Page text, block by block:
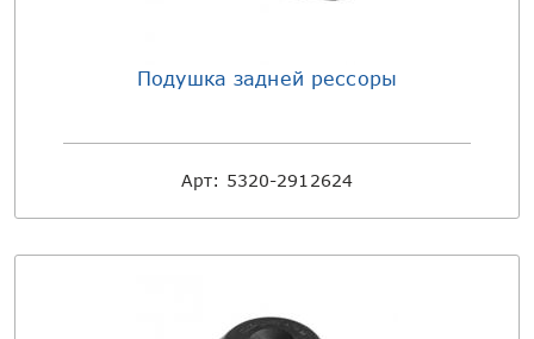
Подушка задней рессоры
Арт: 5320-2912624